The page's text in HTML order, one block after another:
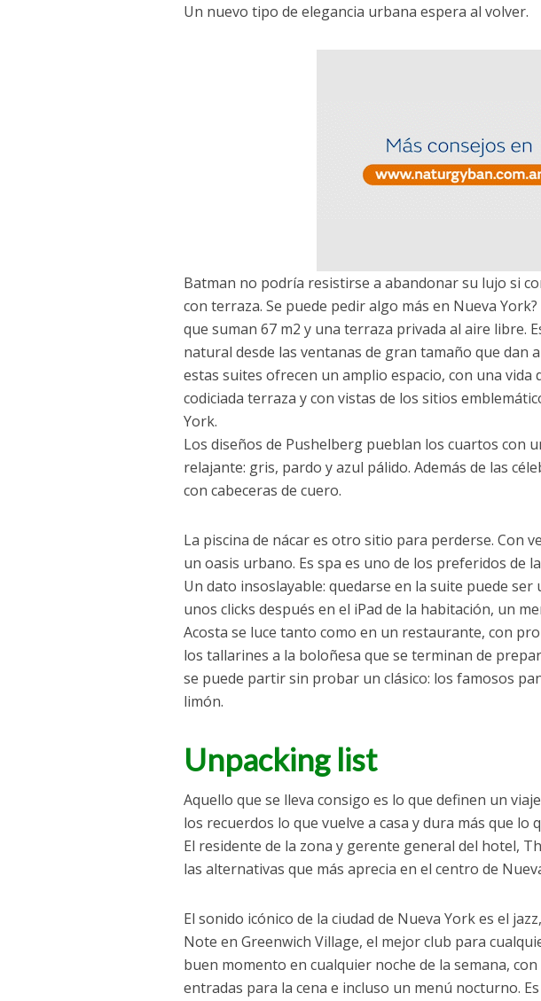
Un nuevo tipo de elegancia urbana espera al volver.
Batman no podría resistirse a abandonar su lujo si
con terraza. Se puede pedir algo más en Nueva
que suman 67 m2 y una terraza privada al aire libre.
natural desde las ventanas de gran tamaño que dan
estas suites ofrecen un amplio espacio, con una vida
codiciada terraza y con vistas de los sitios
York.
Los diseños de Pushelberg pueblan los cuartos con
relajante: gris, pardo y azul pálido. Además de las
con cabeceras de cuero.
La piscina de nácar es otro sitio para perderse. Con
un oasis urbano. Es spa es uno de los preferidos de
Un dato insoslayable: quedarse en la suite puede ser
unos clicks después en el iPad de la habitación, un
Acosta se luce tanto como en un restaurante, con
los tallarines a la boloñesa que se terminan de
se puede partir sin probar un clásico: los famosos
limón.
Unpacking list
Aquello que se lleva consigo es lo que definen un
los recuerdos lo que vuelve a casa y dura más que lo
El residente de la zona y gerente general del hotel,
las alternativas que más aprecia en el centro de
El sonido icónico de la ciudad de Nueva York es el
Note en Greenwich Village, el mejor club para
buen momento en cualquier noche de la semana,
entradas para la cena e incluso un menú nocturno.